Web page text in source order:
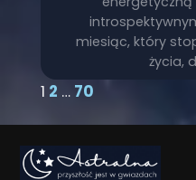
miesiąc, który
życia,
1 2 … 70